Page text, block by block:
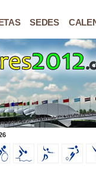
SEDES